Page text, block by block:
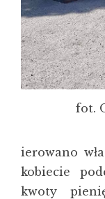
fot.
ierowano
kobiecie
kwoty